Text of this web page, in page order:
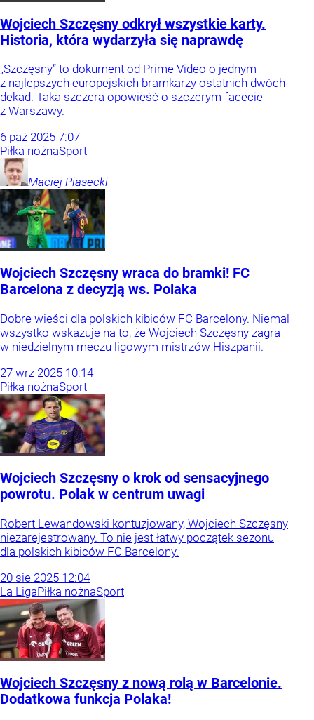
Wojciech Szczęsny odkrył wszystkie karty.
Historia, która wydarzyła się naprawdę
„Szczęsny” to dokument od Prime Video o jednym
z najlepszych europejskich bramkarzy ostatnich dwóch
dekad. Taka szczera opowieść o szczerym facecie
z Warszawy.
6 paź 2025 7:07
Piłka nożnaSport
Maciej Piasecki
Wojciech Szczęsny wraca do bramki! FC
Barcelona z decyzją ws. Polaka
Dobre wieści dla polskich kibiców FC Barcelony. Niemal
wszystko wskazuje na to, że Wojciech Szczęsny zagra
w niedzielnym meczu ligowym mistrzów Hiszpanii.
27 wrz 2025 10:14
Piłka nożnaSport
Wojciech Szczęsny o krok od sensacyjnego
powrotu. Polak w centrum uwagi
Robert Lewandowski kontuzjowany, Wojciech Szczęsny
niezarejestrowany. To nie jest łatwy początek sezonu
dla polskich kibiców FC Barcelony.
20 sie 2025 12:04
La LigaPiłka nożnaSport
Wojciech Szczęsny z nową rolą w Barcelonie.
Dodatkowa funkcja Polaka!